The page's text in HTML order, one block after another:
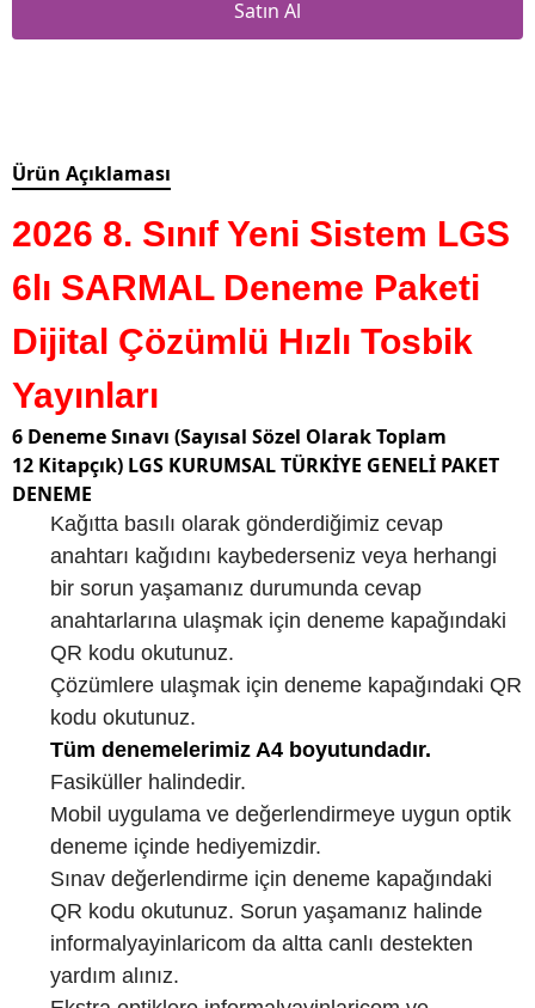
Satın Al
Ürün Açıklaması
2026 8. Sınıf Yeni Sistem LGS
6lı SARMAL Deneme Paketi
Dijital Çözümlü Hızlı Tosbik
Yayınları
6 Deneme Sınavı (Sayısal Sözel Olarak Toplam
12 Kitapçık) LGS KURUMSAL TÜRKİYE GENELİ PAKET
DENEME
Kağıtta basılı olarak gönderdiğimiz cevap
anahtarı kağıdını kaybederseniz veya herhangi
bir sorun yaşamanız durumunda cevap
anahtarlarına ulaşmak için deneme kapağındaki
QR kodu okutunuz.
Çözümlere ulaşmak için deneme kapağındaki QR
kodu okutunuz.
Tüm denemelerimiz A4 boyutundadır.
Fasiküller halindedir.
Mobil uygulama ve değerlendirmeye uygun optik
deneme içinde hediyemizdir.
Sınav değerlendirme için deneme kapağındaki
QR kodu okutunuz. Sorun yaşamanız halinde
informalyayinlaricom da altta canlı destekten
yardım alınız.